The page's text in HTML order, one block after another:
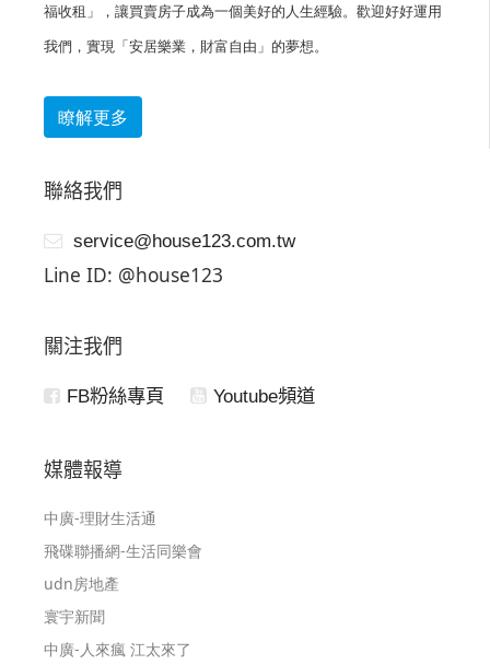
福收租」，讓買賣房子成為一個美好的人生經驗。歡迎好好運用
我們，實現「安居樂業，財富自由」的夢想。
瞭解更多
聯絡我們
service@house123.com.tw
Line ID: @house123
關注我們
FB粉絲專頁 Youtube頻道
媒體報導
中廣-理財生活通
飛碟聯播網-生活同樂會
udn房地產
寰宇新聞
中廣-人來瘋 江太來了